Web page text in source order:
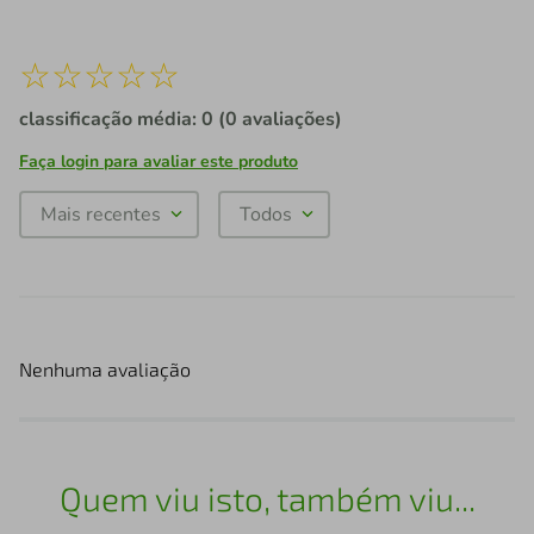
☆☆☆☆☆
classificação média: 0 (0 avaliações)
Faça login para avaliar este produto
Mais recentes Todos
Nenhuma avaliação
Quem viu isto, também viu...